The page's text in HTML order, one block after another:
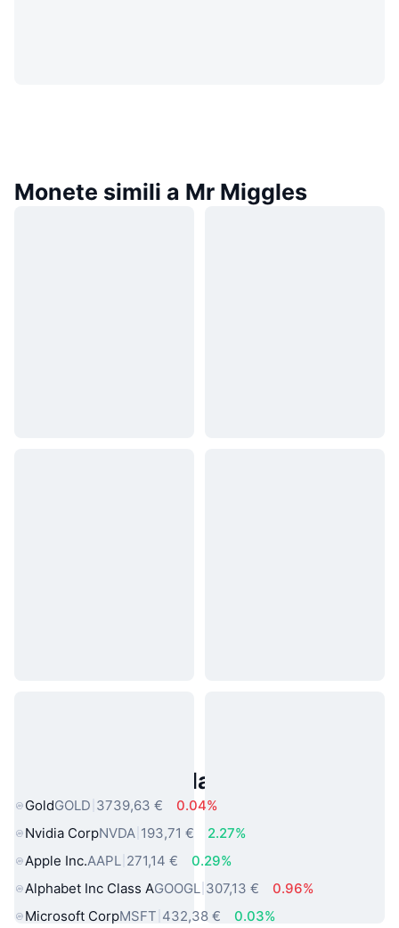
Monete simili a Mr Miggles
Asset reali popolari
GoldGOLD 3739,63 €
0.04%
Nvidia CorpNVDA 193,71 €
2.27%
Apple Inc.AAPL 271,14 €
0.29%
Alphabet Inc Class AGOOGL 307,13 €
0.96%
Microsoft CorpMSFT 432,38 € 0.03%